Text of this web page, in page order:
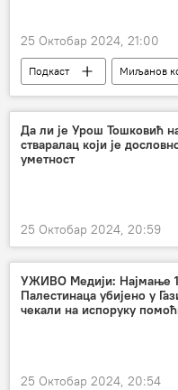
25 Октобар 2024, 21:00
Подкаст Миљанов
Да ли је Урош Тошковић
стваралац који је
уметност
25 Октобар 2024, 20:59
УЖИВО Медији: Најмање
Палестинаца убијено у
чекали на испоруку
25 Октобар 2024, 20:54